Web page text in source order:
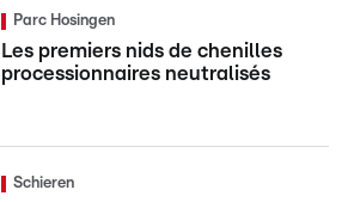
Parc Hosingen
Les premiers nids de chenilles
processionnaires neutralisés
Schieren